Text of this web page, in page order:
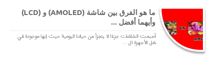
ما هو الفرق بين شاشة (AMOLED) و (LCD)
وأيهما أفضل ...
أصبحت الشاشات جزءًا لا يتجزأ من حياتنا اليومية حيث إنها موجودة في
كل الأجهزة ال ...